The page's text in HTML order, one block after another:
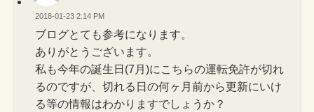
2018-01-23 2:14 PM
ブログとても参考になります。
ありがとうございます。
私も今年の誕生日(7月)にこちらの運転免許が切れ
るのですが、切れる日の何ヶ月前から更新にいけ
る等の情報はわかりますでしょうか？